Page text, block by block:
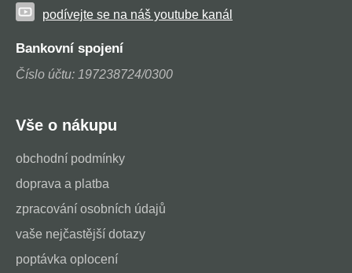
podívejte se na náš youtube kanál
Bankovní spojení
Číslo účtu: 197238724/0300
Vše o nákupu
obchodní podmínky
doprava a platba
zpracování osobních údajů
vaše nejčastější dotazy
poptávka oplocení